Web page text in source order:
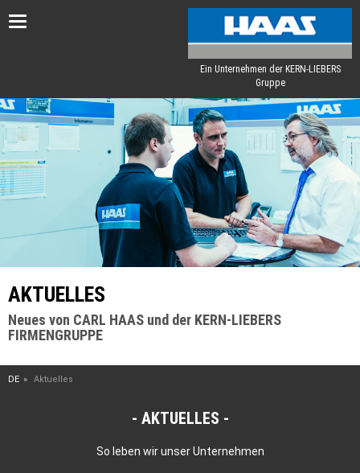
Toggle
Ein Unternehmen der KERN-LIEBERS
Gruppe
AKTUELLES
Neues von CARL HAAS und der KERN-LIEBERS
FIRMENGRUPPE
DE Aktuelles
AKTUELLES
So leben wir unser Unternehmen